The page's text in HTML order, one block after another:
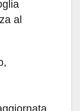
al